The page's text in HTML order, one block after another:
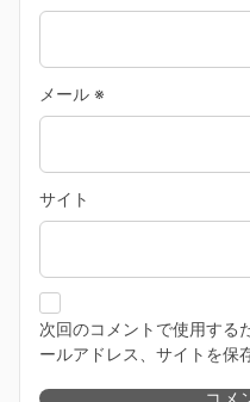
メール ※
サイト
次回のコメントで使用する
ールアドレス、サイトを保